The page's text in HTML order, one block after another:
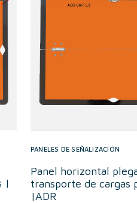
|
PANELES DE SEÑALIZACIÓN
Panel horizontal
transporte de cargas
|ADR